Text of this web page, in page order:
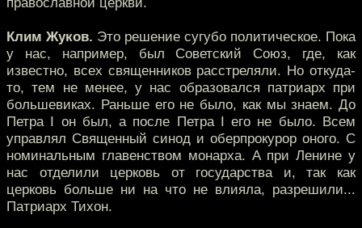
Клим Жуков. Это решение сугубо политическое. Пока
у нас, например, был Советский Союз, где, как
известно, всех священников расстреляли. Но откуда-
то, тем не менее, у нас образовался патриарх при
большевиках. Раньше его не было, как мы знаем. До
Петра I он был, а после Петра I его не было. Всем
управлял Священный синод и оберпрокурор оного. С
номинальным главенством монарха. А при Ленине у
нас отделили церковь от государства и, так как
церковь больше ни на что не влияла, разрешили...
Патриарх Тихон.